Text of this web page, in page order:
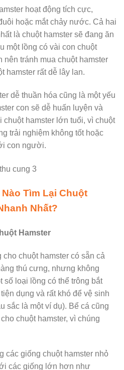
hoạt động tích cực,
hoặc mắt chảy nước. Cả hai
là chuột hamster sẽ đang ăn
một lồng có vài con chuột
nên tránh mua chuột hamster
hamster rất dễ lây lan.
dễ thuần hóa cũng là một yếu
con sẽ dễ huấn luyện và
hamster lớn tuổi, vì chuột
trải nghiệm không tốt hoặc
con người.
Nào Tìm Lại Chuột
Nhất?
Hamster
chuột hamster có sẵn cả
thú cưng, nhưng không
số loại lồng có thể trông bắt
dụng và rất khó để vệ sinh
sắc là một ví dụ). Bể cá cũng
chuột hamster, vì chúng
các giống chuột hamster nhỏ
các giống lớn hơn như